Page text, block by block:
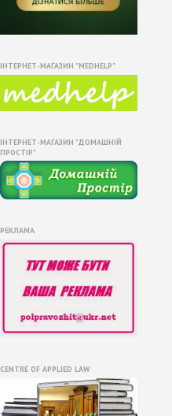
ІНТЕРНЕТ-МАГАЗИН "MEDHELP"
ІНТЕРНЕТ-МАГАЗИН "ДОМАШНІЙ
ПРОСТІР"
РЕКЛАМА
CENTRE OF APPLIED LAW